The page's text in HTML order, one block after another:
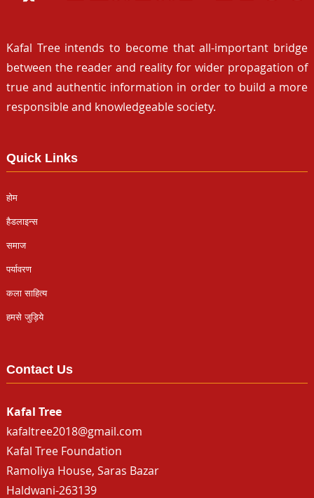
Kafal Tree intends to become that all-important bridge
between the reader and reality for wider propagation of
true and authentic information in order to build a more
responsible and knowledgeable society.
Quick Links
होम
हैडलाइन्स
समाज
पर्यावरण
कला साहित्य
हमसे जुड़िये
Contact Us
Kafal Tree
kafaltree2018@gmail.com
Kafal Tree Foundation
Ramoliya House, Saras Bazar
Haldwani-263139